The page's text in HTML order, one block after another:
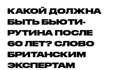
КАКОЙ ДОЛЖНА
БЫТЬ БЬЮТИ-
РУТИНА ПОСЛЕ
60 ЛЕТ? СЛОВО
БРИТАНСКИМ
ЭКСПЕРТАМ